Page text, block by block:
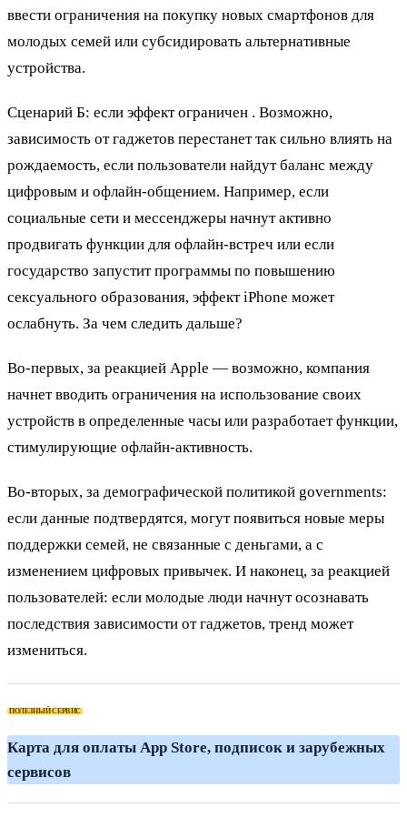
ввести ограничения на покупку новых смартфонов для
молодых семей или субсидировать альтернативные
устройства.
Сценарий Б: если эффект ограничен . Возможно,
зависимость от гаджетов перестанет так сильно влиять на
рождаемость, если пользователи найдут баланс между
цифровым и офлайн-общением. Например, если
социальные сети и мессенджеры начнут активно
продвигать функции для офлайн-встреч или если
государство запустит программы по повышению
сексуального образования, эффект iPhone может
ослабнуть. За чем следить дальше?
Во-первых, за реакцией Apple — возможно, компания
начнет вводить ограничения на использование своих
устройств в определенные часы или разработает функции,
стимулирующие офлайн-активность.
Во-вторых, за демографической политикой governments:
если данные подтвердятся, могут появиться новые меры
поддержки семей, не связанные с деньгами, а с
изменением цифровых привычек. И наконец, за реакцией
пользователей: если молодые люди начнут осознавать
последствия зависимости от гаджетов, тренд может
измениться.
ПОЛЕЗНЫЙ СЕРВИС
К